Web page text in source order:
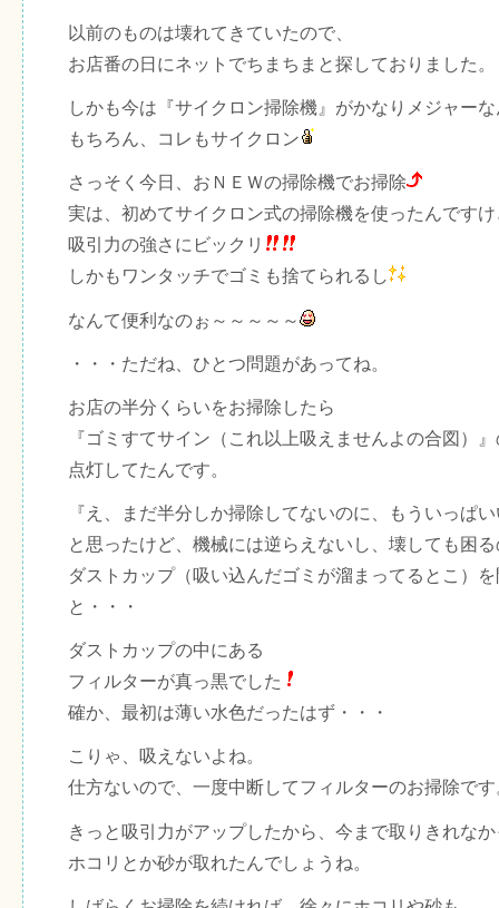
以前のものは壊れてきていたので、
お店番の日にネットでちまちまと探しておりました。
しかも今は『サイクロン掃除機』がかなりメジャー
もちろん、コレもサイクロン
さっそく今日、おＮＥＷの掃除機でお掃除
実は、初めてサイクロン式の掃除機を使ったんです
吸引力の強さにビックリ
しかもワンタッチでゴミも捨てられるし
なんて便利なのぉ～～～～～
・・・ただね、ひとつ問題があってね。
お店の半分くらいをお掃除したら
『ゴミすてサイン（これ以上吸えませんよの合図）
点灯してたんです。
『え、まだ半分しか掃除してないのに、もういっぱ
と思ったけど、機械には逆らえないし、壊しても困
ダストカップ（吸い込んだゴミが溜まってるとこ）
と・・・
ダストカップの中にある
フィルターが真っ黒でした
確か、最初は薄い水色だったはず・・・
こりゃ、吸えないよね。
仕方ないので、一度中断してフィルターのお掃除です
きっと吸引力がアップしたから、今まで取りきれな
ホコリとか砂が取れたんでしょうね。